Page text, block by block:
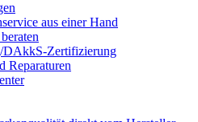
aus einer Hand
DAkkS-Zertifizierung
Reparaturen